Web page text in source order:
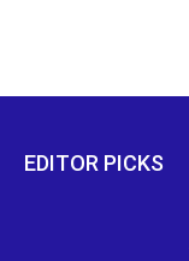
EDITOR PICKS